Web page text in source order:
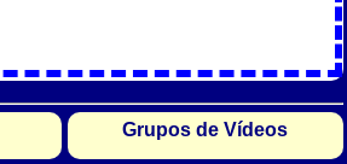
Grupos de Vídeos